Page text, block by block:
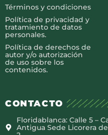
Términos y condiciones
Política de privacidad y
tratamiento de datos
personales.
Política de derechos de
autor y/o autorización
de uso sobre los
contenidos.
CONTACTO
Floridablanca: Calle 5 –
Antigua Sede Licorera